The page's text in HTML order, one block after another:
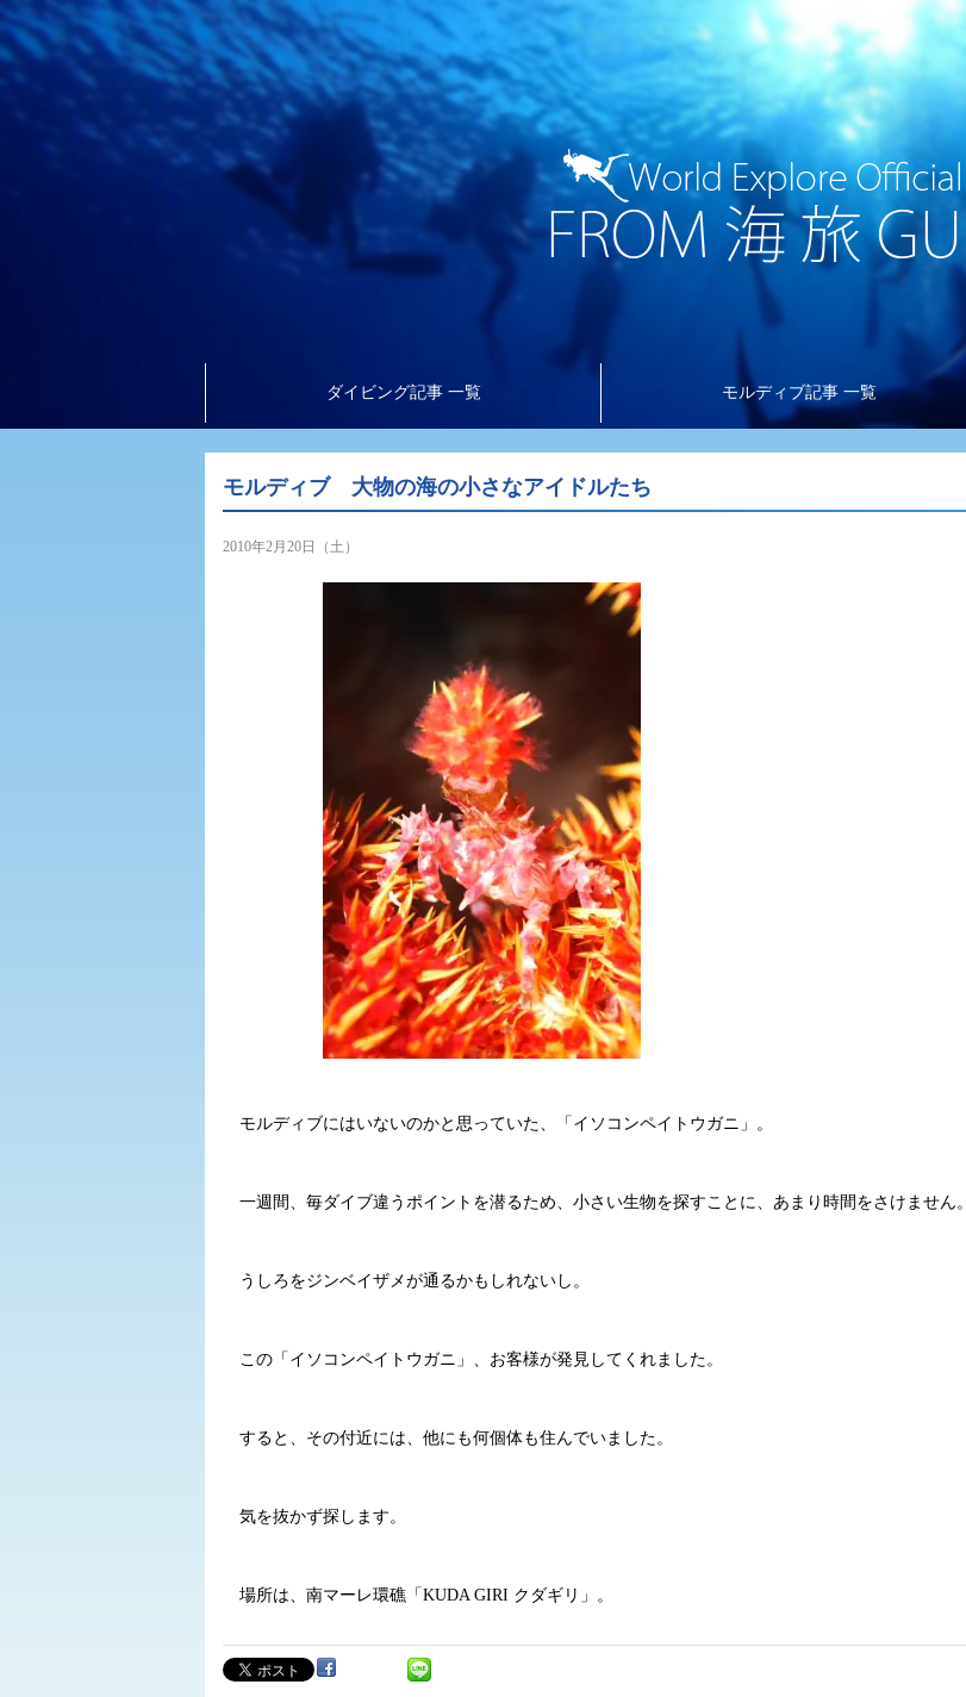
ダイビング記事 一覧 モルディブ記事 一覧
モルディブ 大物の海の小さなアイドルたち
2010年2月20日（土）
モルディブにはいないのかと思っていた、「イソコンペイトウガニ」。
一週間、毎ダイブ違うポイントを潜るため、小さい生物を探すことに、あまり時間をさけません。
うしろをジンベイザメが通るかもしれないし。
この「イソコンペイトウガニ」、お客様が発見してくれました。
すると、その付近には、他にも何個体も住んでいました。
気を抜かず探します。
場所は、南マーレ環礁「KUDA GIRI クダギリ」。